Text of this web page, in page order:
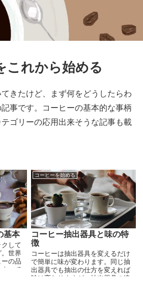
これから始める
きたけど、まず何をどうしたらわ
事です。コーヒーの基本的な事柄
ゴリーの応用出来そうな記事も載
基本
して
世界
の品
って
コーヒーを始める
コーヒー抽出器具と味の特
徴
コーヒーは抽出器具を変えるだけ
で簡単に味が変わります。同じ抽
出器具でも抽出の仕方を変えれば
味は変わりますが、抽出器具の違